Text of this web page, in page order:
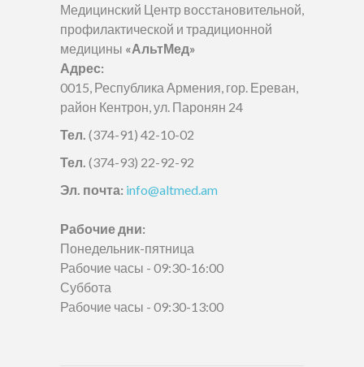
Медицинский Центр восстановительной,
профилактической и традиционной
медицины «АльтМед»
Адрес:
0015, Республика Армения, гор. Ереван,
район Кентрон, ул. Паронян 24
Тел. (374-91) 42-10-02
Тел. (374-93) 22-92-92
Эл. почта: info@altmed.am
Рабочие дни:
Понедельник-пятница
Рабочие часы - 09:30-16:00
Суббота
Рабочие часы - 09:30-13:00